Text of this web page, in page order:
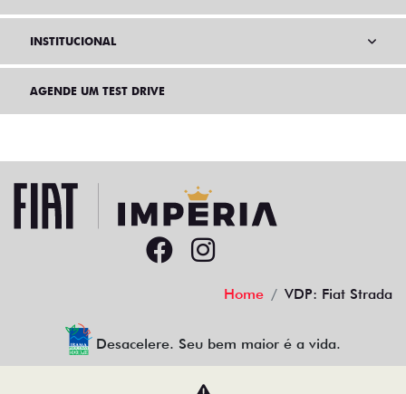
INSTITUCIONAL
AGENDE UM TEST DRIVE
Home VDP: Fiat Strada
Desacelere. Seu bem maior é a vida.